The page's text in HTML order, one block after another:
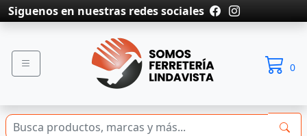
Siguenos en nuestras redes sociales
0